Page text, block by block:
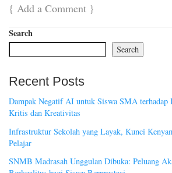
{ Add a Comment }
Search
Search
Recent Posts
Dampak Negatif AI untuk Siswa SMA terhadap
Kritis dan Kreativitas
Infrastruktur Sekolah yang Layak, Kunci
Pelajar
SNMB Madrasah Unggulan Dibuka: Peluang